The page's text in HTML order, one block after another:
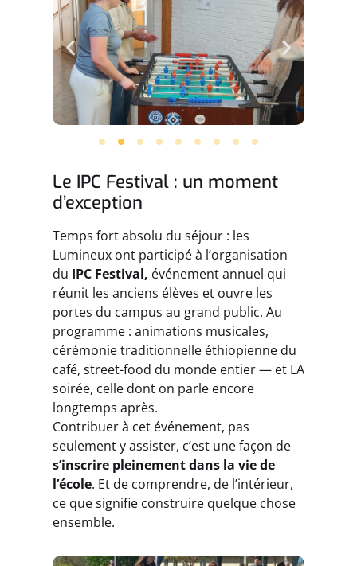
Le IPC Festival : un moment
d’exception
Temps fort absolu du séjour : les
Lumineux ont participé à l’organisation
du IPC Festival, événement annuel qui
réunit les anciens élèves et ouvre les
portes du campus au grand public. Au
programme : animations musicales,
cérémonie traditionnelle éthiopienne du
café, street-food du monde entier — et LA
soirée, celle dont on parle encore
longtemps après.
Contribuer à cet événement, pas
seulement y assister, c’est une façon de
s’inscrire pleinement dans la vie de
l’école. Et de comprendre, de l’intérieur,
ce que signifie construire quelque chose
ensemble.